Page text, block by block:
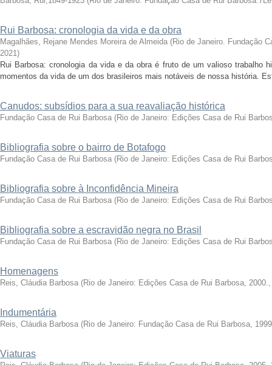
Rui Barbosa: cronologia da vida e da obra
Magalhães, Rejane Mendes Moreira de Almeida (Rio de Janeiro. Fundação
2021)
Rui Barbosa: cronologia da vida e da obra é fruto de um valioso trabalho
momentos da vida de um dos brasileiros mais notáveis de nossa história.
Canudos: subsídios para a sua reavaliação histórica
Fundação Casa de Rui Barbosa (Rio de Janeiro: Edições Casa de Rui
Bibliografia sobre o bairro de Botafogo
Fundação Casa de Rui Barbosa (Rio de Janeiro: Edições Casa de Rui
Bibliografia sobre à Inconfidência Mineira
Fundação Casa de Rui Barbosa (Rio de Janeiro: Edições Casa de Rui
Bibliografia sobre a escravidão negra no Brasil
Fundação Casa de Rui Barbosa (Rio de Janeiro: Edições Casa de Rui
Homenagens
Reis, Cláudia Barbosa (Rio de Janeiro: Edições Casa de Rui Barbosa, 2000.
Indumentária
Reis, Cláudia Barbosa (Rio de Janeiro: Fundação Casa de Rui Barbosa, 1999
Viaturas